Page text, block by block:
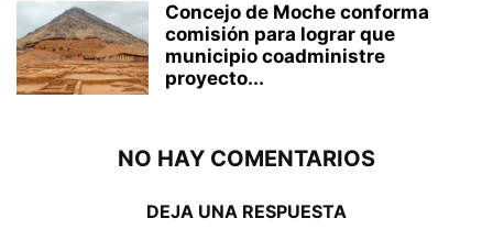
Concejo de Moche conforma
comisión para lograr que
municipio coadministre
proyecto...
NO HAY COMENTARIOS
DEJA UNA RESPUESTA